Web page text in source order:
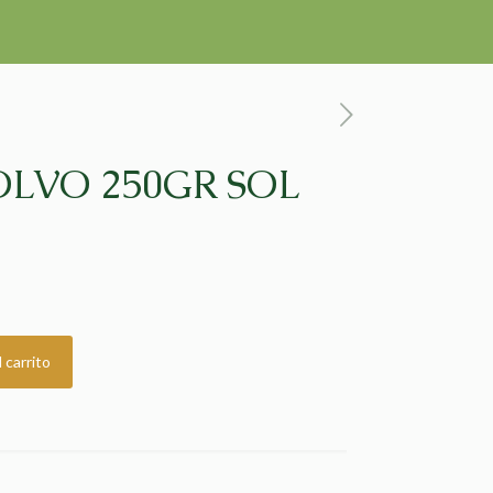
250GR SOL
carrito